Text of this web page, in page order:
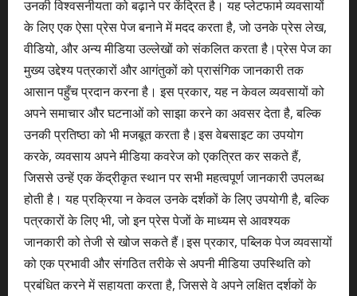
उनकी विश्वसनीयता को बढ़ाने पर केंद्रित है। यह प्लेटफार्म व्यवसायों
के लिए एक ऐसा प्रेस पेज बनाने में मदद करता है, जो उनके प्रेस लेख,
वीडियो, और अन्य मीडिया उल्लेखों को संकलित करता है।प्रेस पेज का
मुख्य उद्देश्य पत्रकारों और आगंतुकों को प्रासंगिक जानकारी तक
आसान पहुँच प्रदान करना है। इस प्रकार, यह न केवल व्यवसायों को
अपने समाचार और घटनाओं को साझा करने का अवसर देता है, बल्कि
उनकी प्रतिष्ठा को भी मजबूत करता है।इस वेबसाइट का उपयोग
करके, व्यवसाय अपने मीडिया कवरेज को एकत्रित कर सकते हैं,
जिससे उन्हें एक केंद्रीकृत स्थान पर सभी महत्वपूर्ण जानकारी उपलब्ध
होती है। यह प्रक्रिया न केवल उनके दर्शकों के लिए उपयोगी है, बल्कि
पत्रकारों के लिए भी, जो इन प्रेस पेजों के माध्यम से आवश्यक
जानकारी को तेजी से खोज सकते हैं।इस प्रकार, पब्लिक पेज व्यवसायों
को एक प्रभावी और संगठित तरीके से अपनी मीडिया उपस्थिति को
प्रबंधित करने में सहायता करता है, जिससे वे अपने लक्षित दर्शकों के